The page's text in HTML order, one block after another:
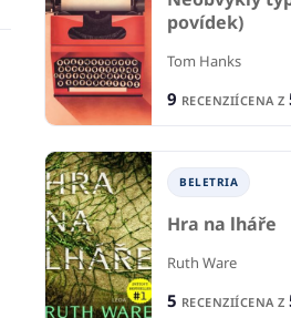
povídek)
Tom Hanks
9 RECENZIÍCENA Z
BELETRIA
Hra na lháře
Ruth Ware
5 RECENZIÍCENA Z